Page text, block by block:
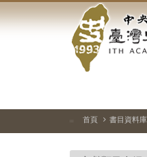
到
中
央
研
院-
臺
::: 首頁 書目資料庫